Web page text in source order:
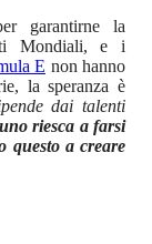
garantirne la
Mondiali, e i
E non hanno
la speranza è
dai talenti
riesca a farsi
questo a creare